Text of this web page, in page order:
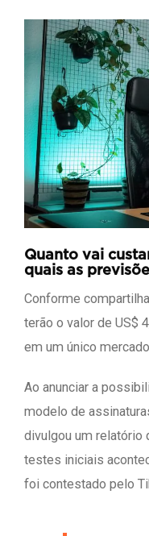
Quanto vai
quais as
Conforme
terão o valor de US$
em um único
Ao anunciar a
modelo de
divulgou um relatório
testes iniciais
foi contestado pelo